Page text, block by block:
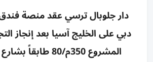
دار جلوبال ترسي عقد منصة
دبي على الخليج آسيا بعد إنجاز
المشروع 350م/80 طابقاً بشارع الشيخ زايد